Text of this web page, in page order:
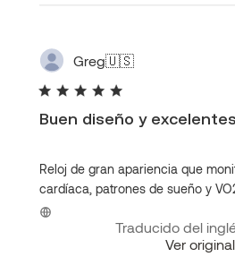
Greg🇺🇸
Buen diseño y
Reloj de gran apariencia que
cardíaca, patrones de sueño y
Traducido del
Ver original